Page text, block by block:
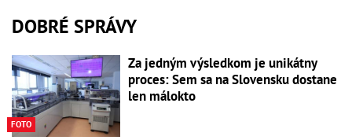
DOBRÉ SPRÁVY
FOTO
Za jedným výsledkom je unikátny
proces: Sem sa na Slovensku dostane
len málokto